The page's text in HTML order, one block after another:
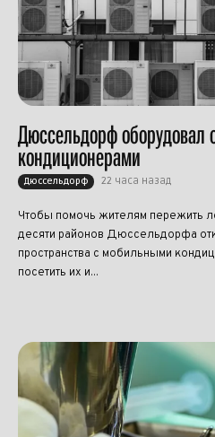
Дюссельдорф оборудовал
кондиционерами
Дюссельдорф 22 часа назад
Чтобы помочь жителям пережить
десяти районов Дюссельдорфа
пространства с мобильными
посетить их и...